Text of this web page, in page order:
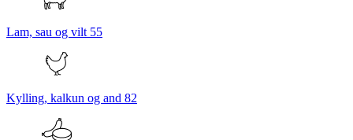
Lam, sau og vilt 55
Kylling, kalkun og and 82